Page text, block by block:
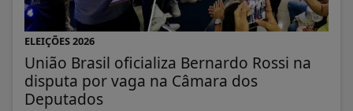
ELEIÇÕES 2026
União Brasil oficializa Bernardo Rossi na
disputa por vaga na Câmara dos
Deputados